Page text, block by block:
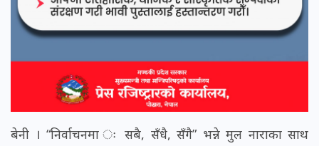
बेनी । “निर्वाचनमा ः सबै, सँधै, सँगै” भन्ने मुल नाराका साथ